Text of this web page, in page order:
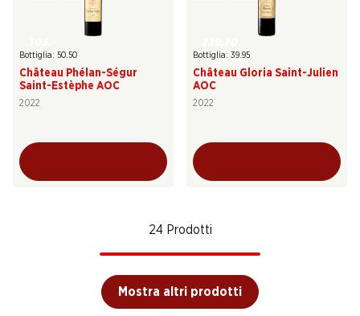
Bottiglia: 50.50
Château Phélan-Ségur
Saint-Estèphe AOC
2022
Bottiglia: 39.95
Château Gloria Saint-Julien
AOC
2022
24 Prodotti
Mostra altri prodotti